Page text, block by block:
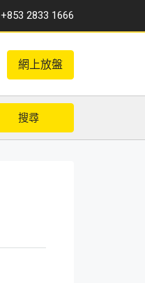
+853 2833 1666
網上放盤
搜尋